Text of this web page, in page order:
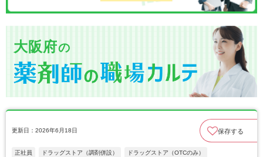
大阪府の
更新日：2026年6月18日 保存する
正社員 ドラッグストア（調剤併設） ドラッグストア（OTCのみ）